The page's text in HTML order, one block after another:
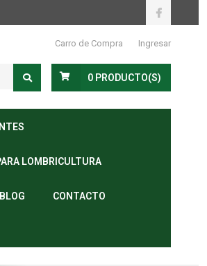
Carro de Compra Ingresar
0 PRODUCTO(S)
LOMBRICULTURA
BLOG CONTACTO